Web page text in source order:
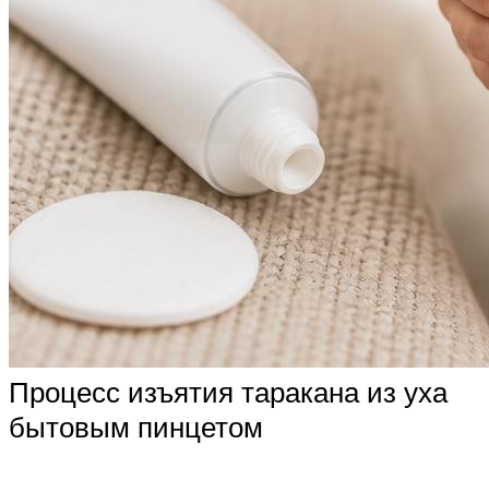
Процесс изъятия таракана из уха
бытовым пинцетом